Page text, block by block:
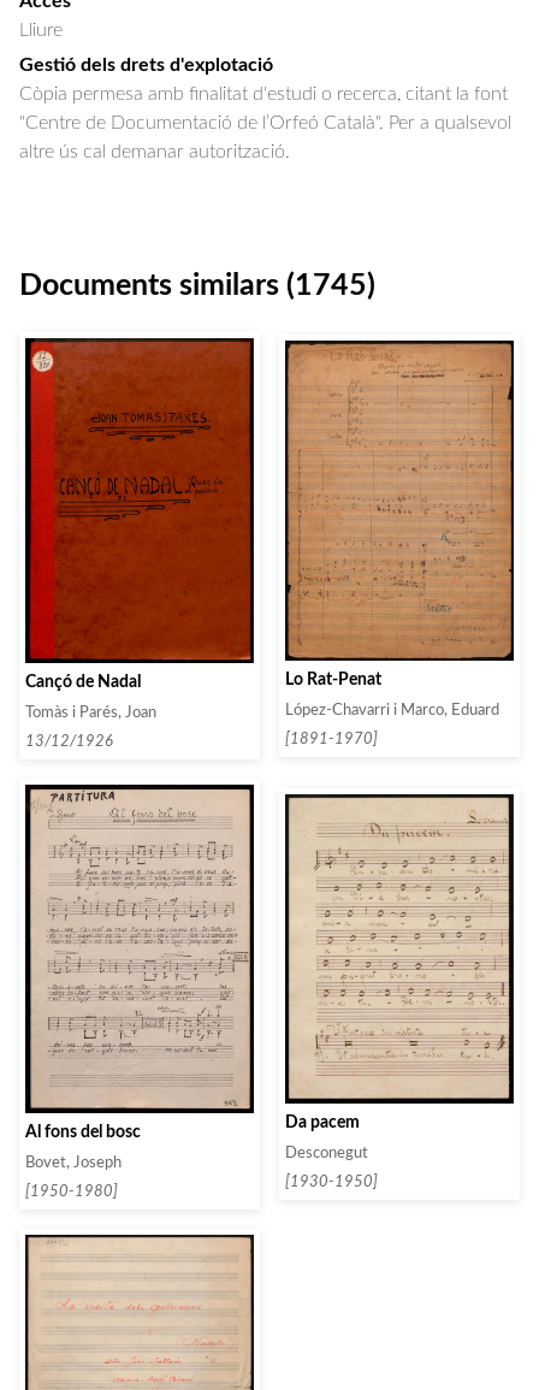
Lliure
Gestió dels drets d'explotació
Còpia permesa amb finalitat d'estudi o recerca, citant la font
"Centre de Documentació de l’Orfeó Català". Per a qualsevol
altre ús cal demanar autorització.
Documents similars (1745)
Cançó de Nadal
Tomàs i Parés, Joan
13/12/1926
Lo Rat-Penat
López-Chavarri i Marco, Eduard
[1891-1970]
Al fons del bosc
Bovet, Joseph
[1950-1980]
Da pacem
Desconegut
[1930-1950]